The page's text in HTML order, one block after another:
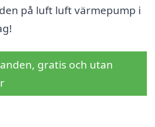
på luft luft värmepump i
gratis och utan